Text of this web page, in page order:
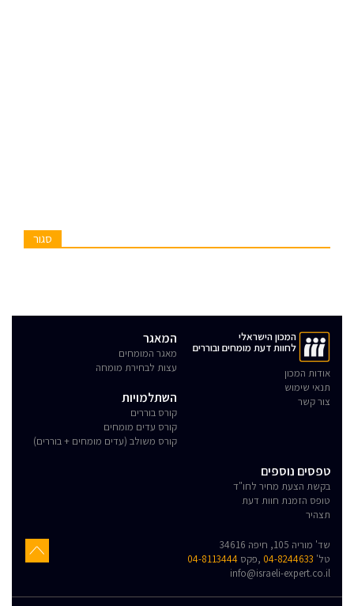
סגור
המכון הישראלי
לחוות דעת מומחים ובוררים
אודות המכון
תנאי שימוש
צור קשר
המאגר
מאגר המומחים
עצות לבחירת מומחה
השתלמויות
קורס בוררים
קורס עדים מומחים
קורס משולב (עדים מומחים + בוררים)
טפסים נוספים
בקשת הצעת מחיר לחו"ד
טופס הזמנת חוות דעת
תצהיר
שד' מוריה 105, חיפה 34616
טל' 04-8244633 ,פקס 04-8113444
info@israeli-expert.co.il